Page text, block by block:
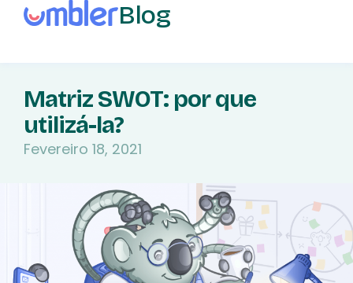
Blog
Matriz SWOT: por que
utilizá-la?
Fevereiro 18, 2021